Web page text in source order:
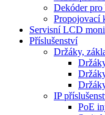
Dekóder
Propojovací
Servisní LCD
Příslušenství
Držáky,
IP
PoE